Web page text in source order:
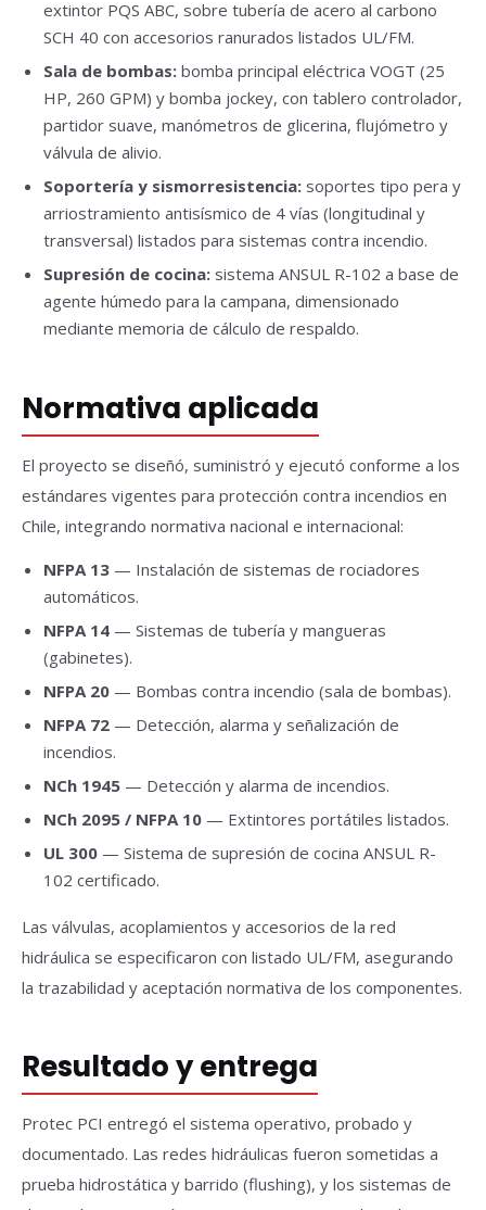
extintor PQS ABC, sobre tubería de acero al carbono
SCH 40 con accesorios ranurados listados UL/FM.
Sala de bombas: bomba principal eléctrica VOGT (25
HP, 260 GPM) y bomba jockey, con tablero controlador,
partidor suave, manómetros de glicerina, flujómetro y
válvula de alivio.
Soportería y sismorresistencia: soportes tipo pera y
arriostramiento antisísmico de 4 vías (longitudinal y
transversal) listados para sistemas contra incendio.
Supresión de cocina: sistema ANSUL R-102 a base de
agente húmedo para la campana, dimensionado
mediante memoria de cálculo de respaldo.
Normativa aplicada
El proyecto se diseñó, suministró y ejecutó conforme a los
estándares vigentes para protección contra incendios en
Chile, integrando normativa nacional e internacional:
NFPA 13 — Instalación de sistemas de rociadores
automáticos.
NFPA 14 — Sistemas de tubería y mangueras
(gabinetes).
NFPA 20 — Bombas contra incendio (sala de bombas).
NFPA 72 — Detección, alarma y señalización de
incendios.
NCh 1945 — Detección y alarma de incendios.
NCh 2095 / NFPA 10 — Extintores portátiles listados.
UL 300 — Sistema de supresión de cocina ANSUL R-
102 certificado.
Las válvulas, acoplamientos y accesorios de la red
hidráulica se especificaron con listado UL/FM, asegurando
la trazabilidad y aceptación normativa de los componentes.
Resultado y entrega
Protec PCI entregó el sistema operativo, probado y
documentado. Las redes hidráulicas fueron sometidas a
prueba hidrostática y barrido (flushing), y los sistemas de